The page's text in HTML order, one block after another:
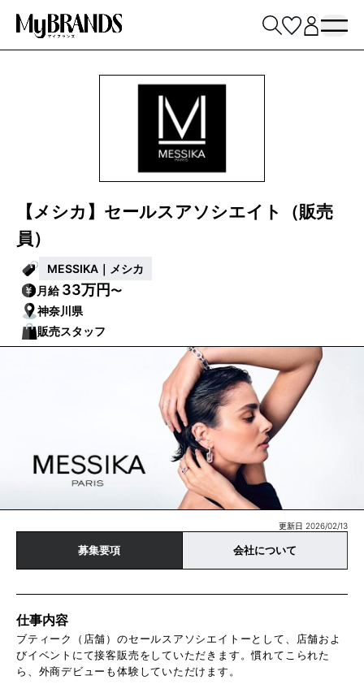
【メシカ】セールスアソシエイト（販売
員）
MESSIKA｜メシカ
月給33万円〜
神奈川県
販売スタッフ
更新日 2026/02/13
募集要項 会社について
仕事内容
ブティーク（店舗）のセールスアソシエイトーとして、店舗およ
びイベントにて接客販売をしていただきます。慣れてこられた
ら、外商デビューも体験していただけます。